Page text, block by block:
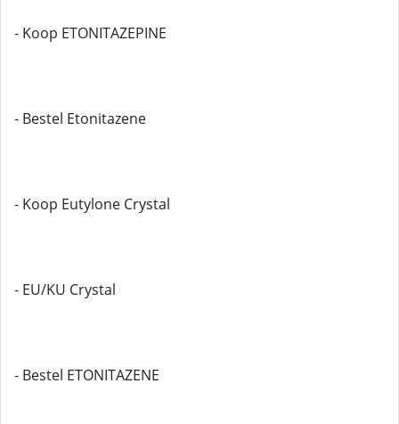
- Koop ETONITAZEPINE
- Bestel Etonitazene
- Koop Eutylone Crystal
- EU/KU Crystal
- Bestel ETONITAZENE